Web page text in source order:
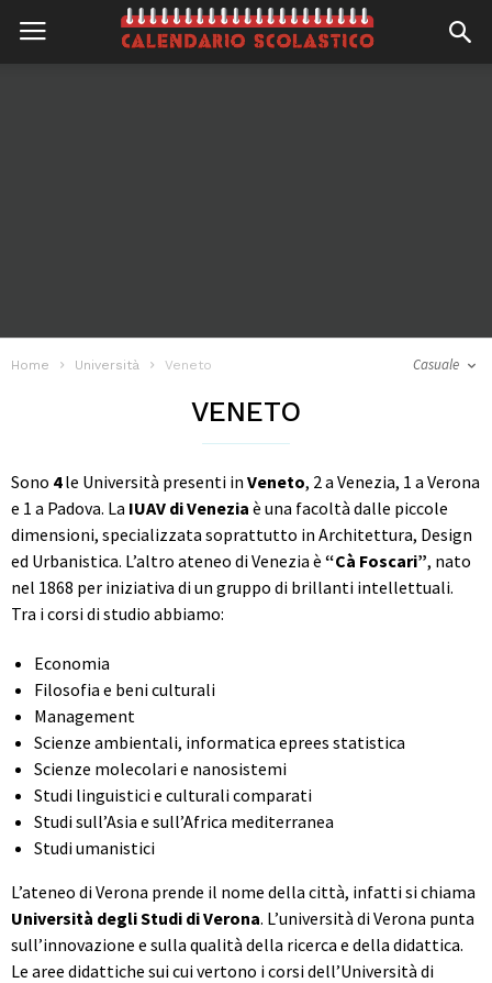
Home Università Veneto Casuale
VENETO
Sono 4le Università presenti in Veneto, 2 a Venezia, 1 a Verona
e 1 a Padova. La IUAV di Venezia è una facoltà dalle piccole
dimensioni, specializzata soprattutto in Architettura, Design
ed Urbanistica. L’altro ateneo di Venezia è “Cà Foscari”, nato
nel 1868 per iniziativa di un gruppo di brillanti intellettuali.
Tra i corsi di studio abbiamo:
Economia
Filosofia e beni culturali
Management
Scienze ambientali, informatica eprees statistica
Scienze molecolari e nanosistemi
Studi linguistici e culturali comparati
Studi sull’Asia e sull’Africa mediterranea
Studi umanistici
L’ateneo di Verona prende il nome della città, infatti si chiama
Università degli Studi di Verona. L’università di Verona punta
sull’innovazione e sulla qualità della ricerca e della didattica.
Le aree didattiche sui cui vertono i corsi dell’Università di